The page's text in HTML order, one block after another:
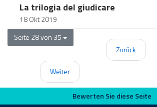
La trilogia del giudicare
18 Okt 2019
Seite 28 von 35
Zurück
Weiter
Bewerten Sie diese Seite
Bewerten Sie diese Seite